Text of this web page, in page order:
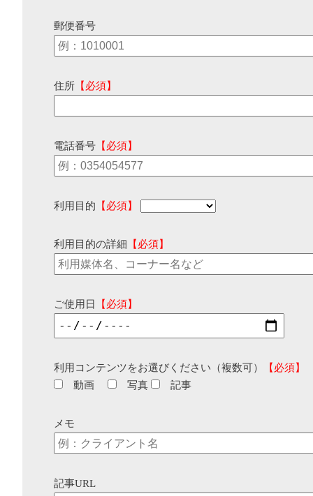
郵便番号
住所 【必須】
電話番号 【必須】
利用目的 【必須】
利用目的の詳細 【必須】
ご使用日 【必須】
利用コンテンツをお選びください（複数可）
【必須】
動画
写真 記事
メモ
記事URL